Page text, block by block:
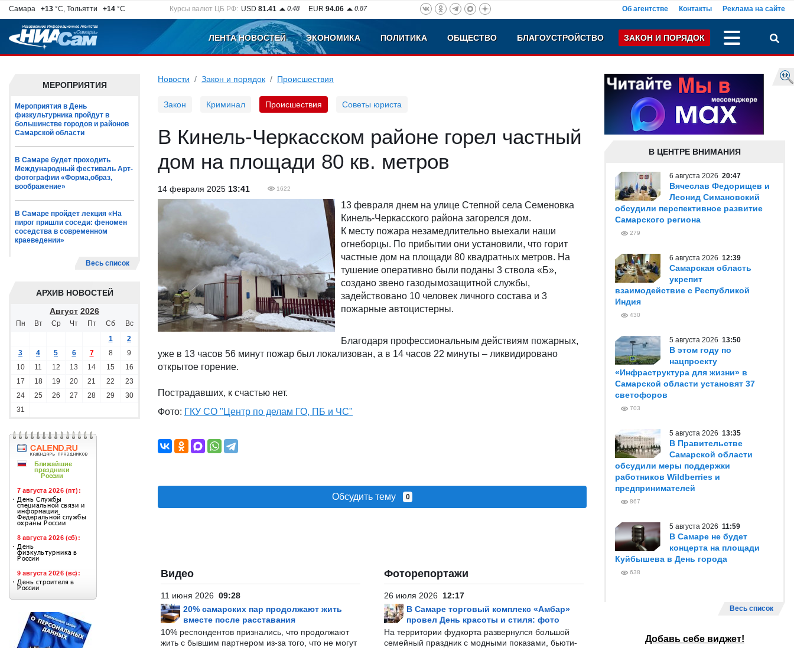
Самара +13 °C, Тольятти +14 °C Курсы валют ЦБ РФ: USD 81.41 0.48 EUR 94.06 0.87 Об агентстве Контакты Реклама на сайте
ЛЕНТА НОВОСТЕЙ ЭКОНОМИКА ПОЛИТИКА ОБЩЕСТВО БЛАГОУСТРОЙСТВО ЗАКОН И ПОРЯДОК
МЕРОПРИЯТИЯ
Мероприятия в День
физкультурника пройдут в
большинстве городов и районов
Самарской области
В Самаре будет проходить
Международный фестиваль Арт-
фотографии «Форма,образ,
воображение»
В Самаре пройдет лекция «На
пирог пришли соседи: феномен
соседства в современном
краеведении»
Весь список
АРХИВ НОВОСТЕЙ
Август 2026
Пн Вт Ср Чт Пт Сб
Вс
1
2
3
4 5 6 7 8
9
10
11 12 13 14 15
16
17
18 19 20 21 22
23
24
25 26 27 28 29
30
31
Новости Закон и порядок Происшествия
Закон Криминал Происшествия Советы юриста
В Кинель-Черкасском районе горел частный
дом на площади 80 кв. метров
14 февраля 2025 13:41 1622
13 февраля днем на улице Степной села Семеновка
Кинель-Черкасского района загорелся дом.
К месту пожара незамедлительно выехали наши
огнеборцы. По прибытии они установили, что горит
частные дом на площади 80 квадратных метров. На
тушение оперативно были поданы 3 ствола «Б»,
создано звено газодымозащитной службы,
задействовано 10 человек личного состава и 3
пожарные автоцистерны.
Благодаря профессиональным действиям пожарных,
уже в 13 часов 56 минут пожар был локализован, а в 14 часов 22 минуты – ликвидировано
открытое горение.
Пострадавших, к счастью нет.
Фото: ГКУ СО "Центр по делам ГО, ПБ и ЧС"
Обсудить тему 0
Видео
11 июня 2026 09:28
20% самарских пар продолжают жить
вместе после расставания
10% респондентов признались, что продолжают
жить с бывшим партнером из-за того, что не могут
Фоторепортажи
26 июля 2026 12:17
В Самаре торговый комплекс «Амбар»
провел День красоты и стиля: фото
На территории фудкорта развернулся большой
семейный праздник с модными показами, бьюти-
В ЦЕНТРЕ ВНИМАНИЯ
6 августа 2026 20:47
Вячеслав Федорищев и
Леонид Симановский
обсудили перспективное развитие
Самарского региона
279
6 августа 2026 12:39
Самарская область
укрепит
взаимодействие с Республикой
Индия
430
5 августа 2026 13:50
В этом году по
нацпроекту
«Инфраструктура для жизни» в
Самарской области установят 37
светофоров
703
5 августа 2026 13:35
В Правительстве
Самарской области
обсудили меры поддержки
работников Wildberries и
предпринимателей
867
5 августа 2026 11:59
В Самаре не будет
концерта на площади
Куйбышева в День города
638
Весь список
Добавь себе виджет!